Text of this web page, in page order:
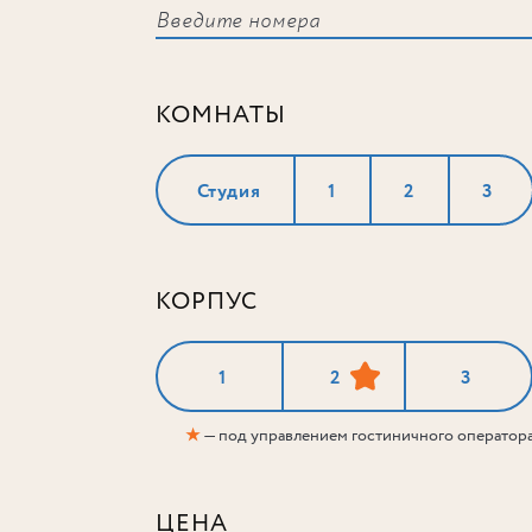
КОМНАТЫ
Студия 1 2 3
КОРПУС
1 2 3
★— под управлением гостиничного
ЦЕНА